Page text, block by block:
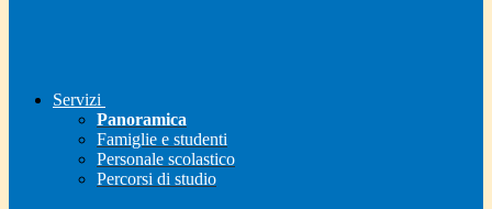
Servizi
Panoramica
Famiglie e studenti
Personale scolastico
Percorsi di studio